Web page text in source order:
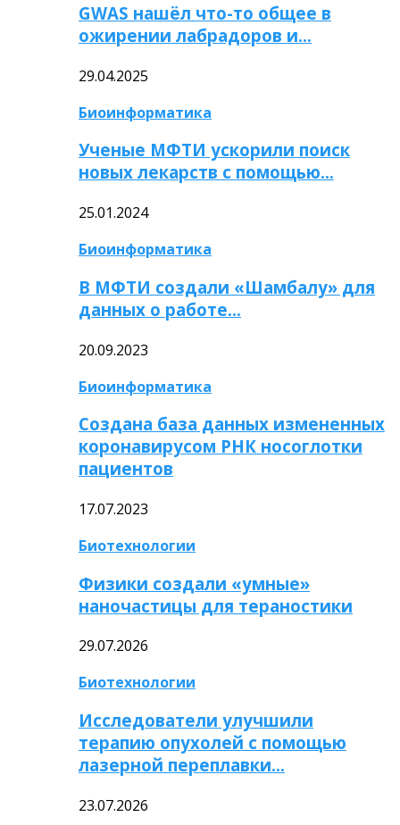
GWAS нашёл что-то общее в
ожирении лабрадоров и…
29.04.2025
Биоинформатика
Ученые МФТИ ускорили поиск
новых лекарств с помощью…
25.01.2024
Биоинформатика
В МФТИ создали «Шамбалу» для
данных о работе…
20.09.2023
Биоинформатика
Создана база данных измененных
коронавирусом РНК носоглотки
пациентов
17.07.2023
Биотехнологии
Физики создали «умные»
наночастицы для тераностики
29.07.2026
Биотехнологии
Исследователи улучшили
терапию опухолей с помощью
лазерной переплавки…
23.07.2026